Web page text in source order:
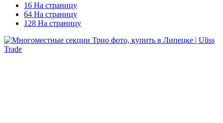
16 На страницу
64 На страницу
128 На страницу